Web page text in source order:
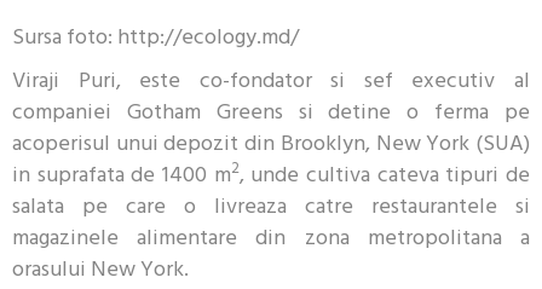
Sursa foto: http://ecology.md/
Viraji Puri, este co-fondator si sef executiv al
companiei Gotham Greens si detine o ferma pe
acoperisul unui depozit din Brooklyn, New York (SUA)
in suprafata de 1400 m2, unde cultiva cateva tipuri de
salata pe care o livreaza catre restaurantele si
magazinele alimentare din zona metropolitana a
orasului New York.